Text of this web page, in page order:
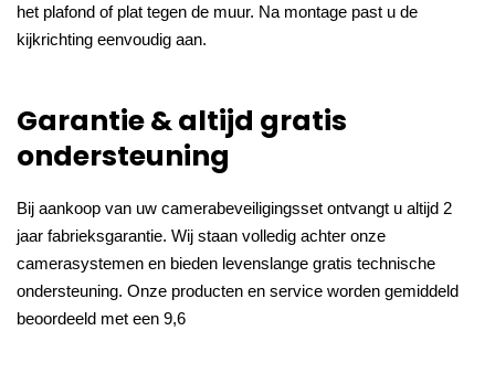
het plafond of plat tegen de muur. Na montage past u de
kijkrichting eenvoudig aan.
Garantie & altijd gratis
ondersteuning
Bij aankoop van uw camerabeveiligingsset ontvangt u altijd 2
jaar fabrieksgarantie. Wij staan volledig achter onze
camerasystemen en bieden levenslange gratis technische
ondersteuning. Onze producten en service worden gemiddeld
beoordeeld met een 9,6